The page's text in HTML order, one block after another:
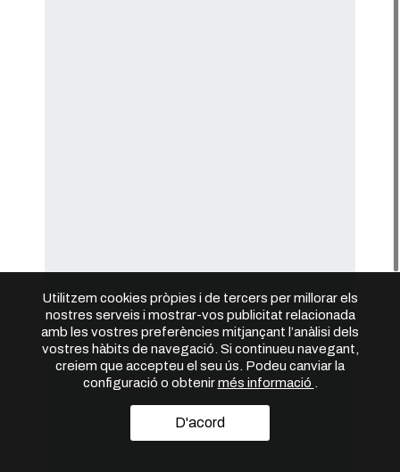
Utilitzem cookies pròpies i de tercers per millorar els
nostres serveis i mostrar-vos publicitat relacionada
amb les vostres preferències mitjançant l’anàlisi dels
vostres hàbits de navegació. Si continueu navegant,
creiem que accepteu el seu ús. Podeu canviar la
configuració o obtenirmés informació
D'acord